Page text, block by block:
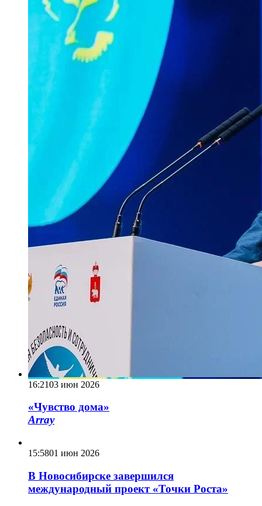
16:2103 июн 2026
«Чувство дома»
Array
15:5801 июн 2026
В Новосибирске завершился
международный проект «Точки Роста»